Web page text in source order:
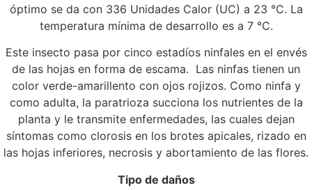
óptimo se da con 336 Unidades Calor (UC) a 23 °C. La
temperatura mínima de desarrollo es a 7 °C.
Este insecto pasa por cinco estadíos ninfales en el envés
de las hojas en forma de escama. Las ninfas tienen un
color verde-amarillento con ojos rojizos. Como ninfa y
como adulta, la paratrioza succiona los nutrientes de la
planta y le transmite enfermedades, las cuales dejan
síntomas como clorosis en los brotes apicales, rizado en
las hojas inferiores, necrosis y abortamiento de las flores.
Tipo de daños